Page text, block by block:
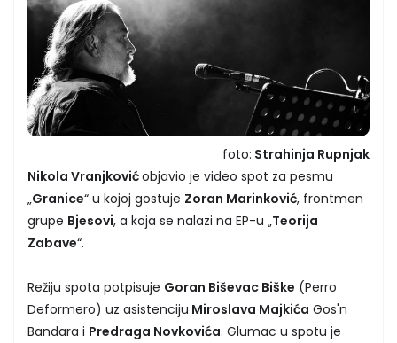
foto: Strahinja Rupnjak
Nikola Vranjkovićobjavio je video spot za pesmu
„Granice“ u kojoj gostuje Zoran Marinković, frontmen
grupe Bjesovi, a koja se nalazi na EP-u „Teorija
Zabave“.
Režiju spota potpisuje Goran Biševac Biške (Perro
Deformero) uz asistenciju Miroslava Majkića Gos'n
Bandara i Predraga Novkovića. Glumac u spotu je